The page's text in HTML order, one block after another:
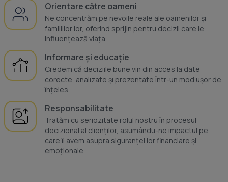
Orientare către oameni
Ne concentrăm pe nevoile reale ale oamenilor și
familiilor lor, oferind sprijin pentru decizii care le
influențează viața.
Informare și educație
Credem că deciziile bune vin din acces la date
corecte, analizate și prezentate într-un mod ușor de
înțeles.
Responsabilitate
Tratăm cu seriozitate rolul nostru în procesul
decizional al clienților, asumându-ne impactul pe
care îl avem asupra siguranței lor financiare și
emoționale.